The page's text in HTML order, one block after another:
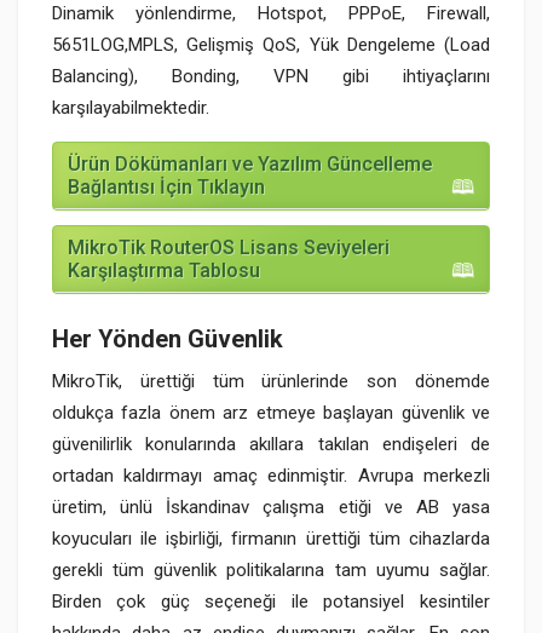
Dinamik yönlendirme, Hotspot, PPPoE, Firewall,
5651LOG,MPLS, Gelişmiş QoS, Yük Dengeleme (Load
Balancing), Bonding, VPN gibi ihtiyaçlarını
karşılayabilmektedir.
Ürün Dökümanları ve Yazılım Güncelleme
Bağlantısı İçin Tıklayın
MikroTik RouterOS Lisans Seviyeleri
Karşılaştırma Tablosu
Her Yönden Güvenlik
MikroTik, ürettiği tüm ürünlerinde son dönemde
oldukça fazla önem arz etmeye başlayan güvenlik ve
güvenilirlik konularında akıllara takılan endişeleri de
ortadan kaldırmayı amaç edinmiştir. Avrupa merkezli
üretim, ünlü İskandinav çalışma etiği ve AB yasa
koyucuları ile işbirliği, firmanın ürettiği tüm cihazlarda
gerekli tüm güvenlik politikalarına tam uyumu sağlar.
Birden çok güç seçeneği ile potansiyel kesintiler